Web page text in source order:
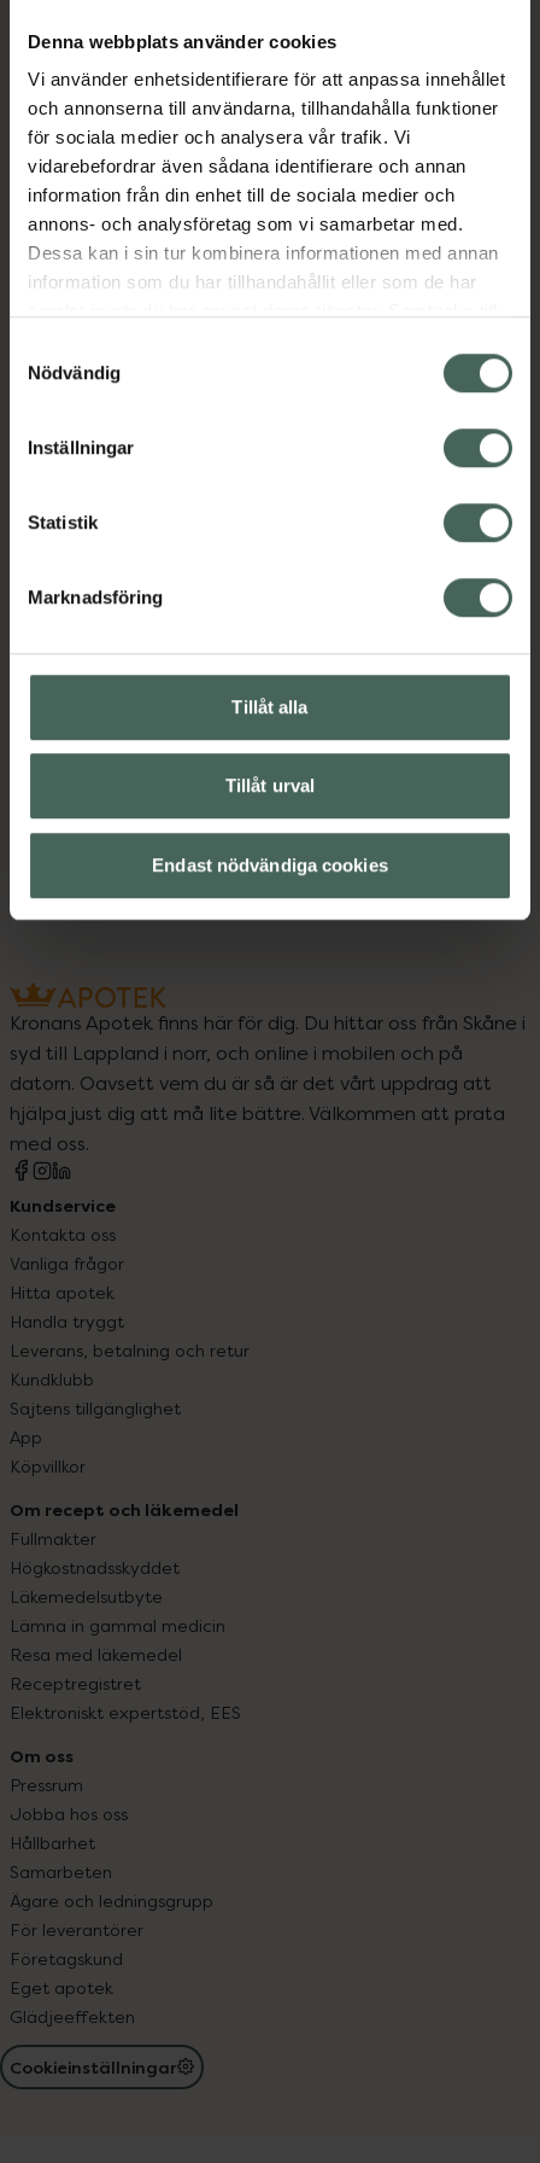
Denna webbplats använder cookies
Vi använder enhetsidentifierare för att anpassa innehållet
och annonserna till användarna, tillhandahålla funktioner
för sociala medier och analysera vår trafik. Vi
vidarebefordrar även sådana identifierare och annan
information från din enhet till de sociala medier och
annons- och analysföretag som vi samarbetar med.
Dessa kan i sin tur kombinera informationen med annan
information som du har tillhandahållit eller som de har
återkalla ditt samtycke via webbplatsens
cookieinställningar. Ett återkallat samtycke påverkar inte
lagligheten av behandling som skett innan återkallelsen.
Nödvändig
Inställningar
Statistik
Marknadsföring
Tillåt alla
Tillåt urval
Endast nödvändiga cookies
där eventuella ränder försvinner under
härdningen, även om du inte lackat helt
jämnt. Efter härdning av topplacket i lampan
återstår rengöring med High Shine Cleanser
som framkallar en fantastisk glans och
färgåtergivning. Lacket är nu härdat, torrt och
kan direkt vidröras och klarar stötar. Gel iQ ger
ett mycket hållbart resultat i upp till 14 dagar
och tas enkelt bort med vegetabilisk
00000073207504
Upptäck flera produkter inom
Kronans Apotek finns här för dig. Du hittar oss från Skåne i
syd till Lappland i norr, och online i mobilen och på
datorn. Oavsett vem du är så är det vårt uppdrag att
hjälpa just dig att må lite bättre. Välkommen att prata
med oss.
Kundservice
Kontakta oss
Vanliga frågor
Hitta apotek
Handla tryggt
Leverans, betalning och retur
Kundklubb
Sajtens tillgänglighet
App
Köpvillkor
Om recept och läkemedel
Fullmakter
Högkostnadsskyddet
Läkemedelsutbyte
Lämna in gammal medicin
Resa med läkemedel
Receptregistret
Elektroniskt expertstöd, EES
Om oss
Pressrum
Jobba hos oss
Hållbarhet
Samarbeten
Ägare och ledningsgrupp
För leverantörer
Företagskund
Eget apotek
Glädjeeffekten
Cookieinställningar